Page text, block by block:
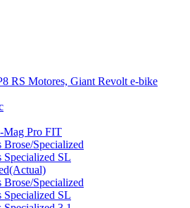
RS Motores, Giant Revolt e-bike
Mag Pro FIT
Brose/Specialized
Specialized SL
(Actual)
Brose/Specialized
Specialized SL